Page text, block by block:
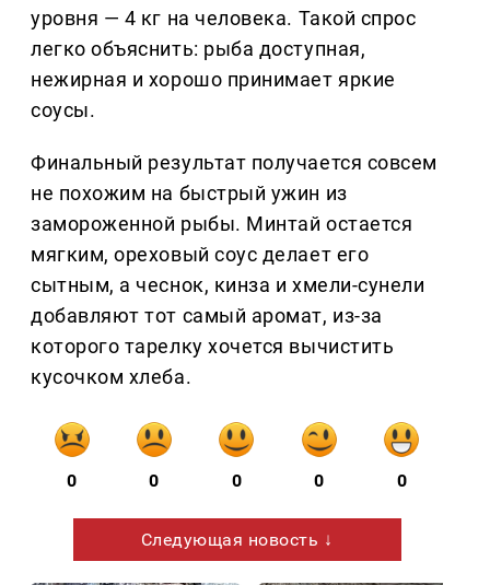
уровня — 4 кг на человека. Такой спрос
легко объяснить: рыба доступная,
нежирная и хорошо принимает яркие
соусы.
Финальный результат получается совсем
не похожим на быстрый ужин из
замороженной рыбы. Минтай остается
мягким, ореховый соус делает его
сытным, а чеснок, кинза и хмели-сунели
добавляют тот самый аромат, из-за
которого тарелку хочется вычистить
кусочком хлеба.
0 0 0 0 0
Следующая новость ↓